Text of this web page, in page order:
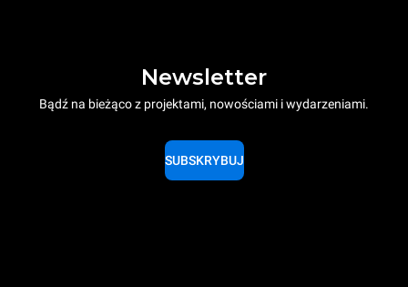
Newsletter
Bądź na bieżąco z projektami, nowościami i wydarzeniami.
SUBSKRYBUJ